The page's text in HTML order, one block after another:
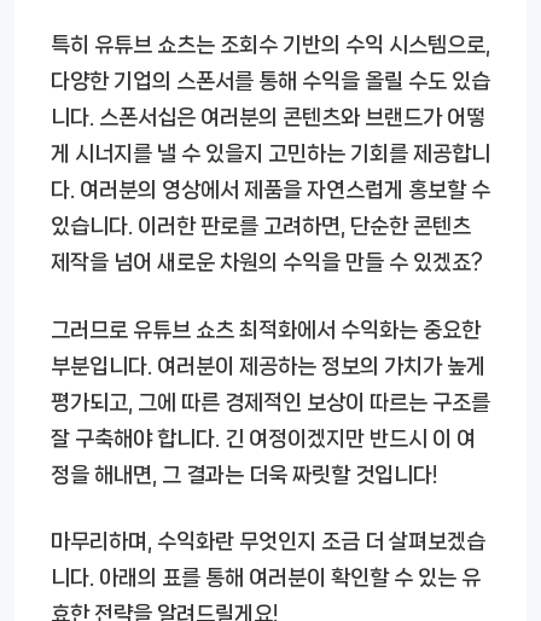
특히 유튜브 쇼츠는 조회수 기반의 수익 시스템으로,
다양한 기업의 스폰서를 통해 수익을 올릴 수도 있습
니다. 스폰서십은 여러분의 콘텐츠와 브랜드가 어떻
게 시너지를 낼 수 있을지 고민하는 기회를 제공합니
다. 여러분의 영상에서 제품을 자연스럽게 홍보할 수
있습니다. 이러한 판로를 고려하면, 단순한 콘텐츠
제작을 넘어 새로운 차원의 수익을 만들 수 있겠죠?
그러므로 유튜브 쇼츠 최적화에서 수익화는 중요한
부분입니다. 여러분이 제공하는 정보의 가치가 높게
평가되고, 그에 따른 경제적인 보상이 따르는 구조를
잘 구축해야 합니다. 긴 여정이겠지만 반드시 이 여
정을 해내면, 그 결과는 더욱 짜릿할 것입니다!
마무리하며, 수익화란 무엇인지 조금 더 살펴보겠습
니다. 아래의 표를 통해 여러분이 확인할 수 있는 유
효한 전략을 알려드릴게요!